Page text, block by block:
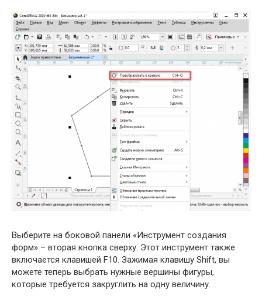
Выберите на боковой панели «Инструмент создания
форм» – вторая кнопка сверху. Этот инструмент также
включается клавишей F10. Зажимая клавишу Shift, вы
можете теперь выбрать нужные вершины фигуры,
которые требуется закруглить на одну величину.